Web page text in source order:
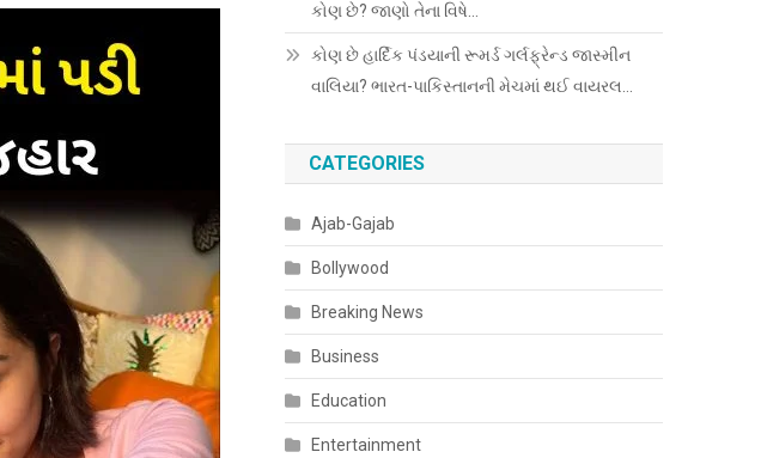
કોણ છે? જાણો તેના વિષે…
કોણ છે હાર્દિક પંડયાની રૂમર્ડ ગર્લફ્રેન્ડ જાસ્મીન
વાલિયા? ભારત-પાકિસ્તાનની મેચમાં થઈ વાયરલ…
CATEGORIES
Ajab-Gajab
Bollywood
Breaking News
Business
Education
Entertainment